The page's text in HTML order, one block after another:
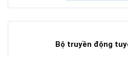
Bộ truyền động